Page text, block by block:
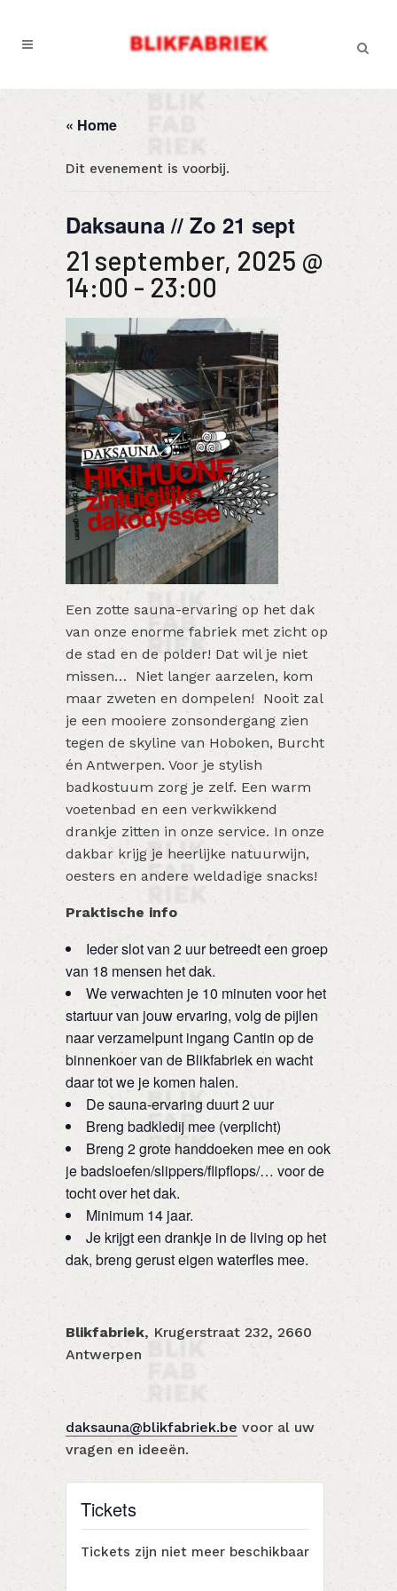
« Home
Dit evenement is voorbij.
Daksauna // Zo 21 sept
21 september, 2025 @
14:00 - 23:00
Een zotte sauna-ervaring op het dak
van onze enorme fabriek met zicht op
de stad en de polder! Dat wil je niet
missen… Niet langer aarzelen, kom
maar zweten en dompelen! Nooit zal
je een mooiere zonsondergang zien
tegen de skyline van Hoboken, Burcht
én Antwerpen. Voor je stylish
badkostuum zorg je zelf. Een warm
voetenbad en een verkwikkend
drankje zitten in onze service. In onze
dakbar krijg je heerlijke natuurwijn,
oesters en andere weldadige snacks!
Praktische info
Ieder slot van 2 uur betreedt een groep
van 18 mensen het dak.
We verwachten je 10 minuten voor het
startuur van jouw ervaring, volg de pijlen
naar verzamelpunt ingang Cantin op de
binnenkoer van de Blikfabriek en wacht
daar tot we je komen halen.
De sauna-ervaring duurt 2 uur
Breng badkledij mee (verplicht)
Breng 2 grote handdoeken mee en ook
je badsloefen/slippers/flipflops/… voor de
tocht over het dak.
Minimum 14 jaar.
Je krijgt een drankje in de living op het
dak, breng gerust eigen waterfles mee.
Blikfabriek, Krugerstraat 232, 2660
Antwerpen
daksauna@blikfabriek.be voor al uw
vragen en ideeën.
Tickets
Tickets zijn niet meer beschikbaar